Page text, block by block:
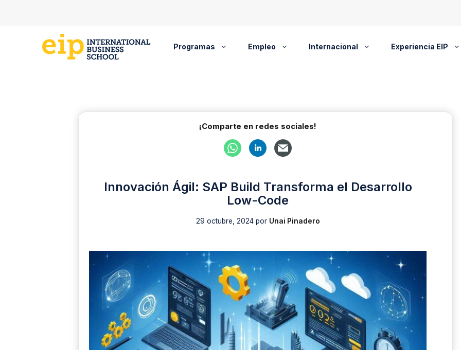
Programas Empleo Internacional Experiencia EIP
¡Comparte en redes sociales!
Innovación Ágil: SAP Build Transforma el Desarrollo
Low-Code
29 octubre, 2024 por Unai Pinadero